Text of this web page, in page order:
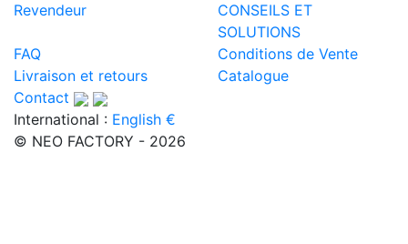
Revendeur
CONSEILS ET
SOLUTIONS
FAQ
Conditions de Vente
Livraison et retours
Catalogue
Contact
International : English €
© NEO FACTORY - 2026